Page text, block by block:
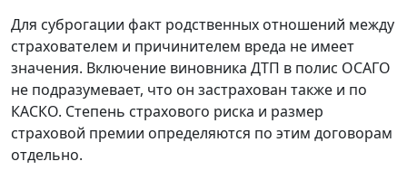
Для суброгации факт родственных отношений между
страхователем и причинителем вреда не имеет
значения. Включение виновника ДТП в полис ОСАГО
не подразумевает, что он застрахован также и по
КАСКО. Степень страхового риска и размер
страховой премии определяются по этим договорам
отдельно.